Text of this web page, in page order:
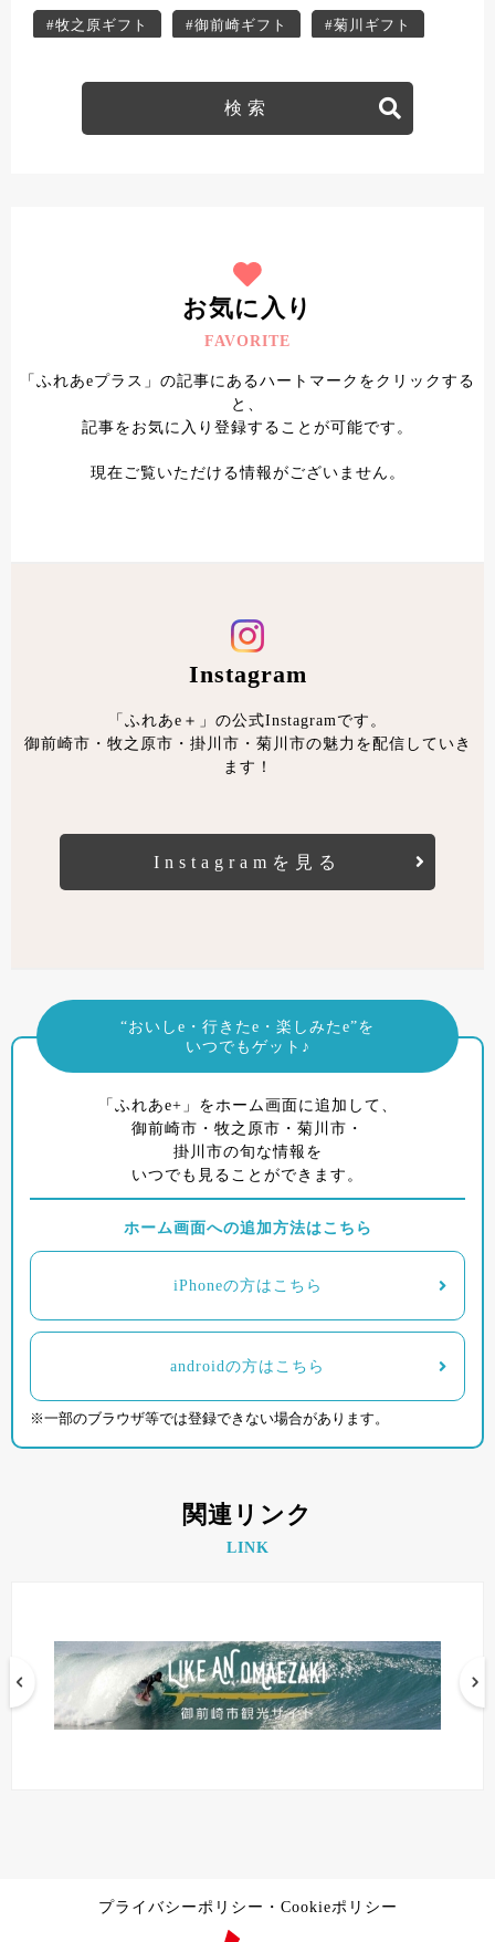
#牧之原ギフト #御前崎ギフト #菊川ギフト
#牧之原デザート #掛川デザート
#掛川ランチ
#牧之原テイクアウト #牧之原子連れ
#牧之原ランチ
#御前崎ランチ
お気に入り
FAVORITE
「ふれあeプラス」の記事にあるハートマークをクリックする
と、
記事をお気に入り登録することが可能です。
現在ご覧いただける情報がございません。
Instagram
「ふれあe＋」の公式Instagramです。
御前崎市・牧之原市・掛川市・菊川市の魅力を配信していき
ます！
Instagramを見る
“おいしe・行きたe・楽しみたe”を
いつでもゲット♪
「ふれあe+」をホーム画面に追加して、
御前崎市・牧之原市・菊川市・
掛川市の旬な情報を
いつでも見ることができます。
ホーム画面への追加方法はこちら
iPhoneの方はこちら
androidの方はこちら
※一部のブラウザ等では登録できない場合があります。
関連リンク
LINK
プライバシーポリシー・Cookieポリシー